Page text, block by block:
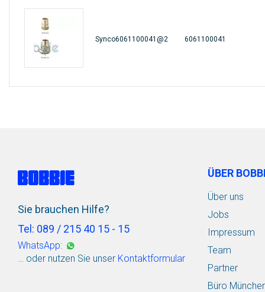
Synco6061100041@2 6061100041
Sie brauchen Hilfe?
Tel: 089 / 215 40 15 - 15
WhatsApp:
… oder nutzen Sie unser Kontaktformular
ÜBER
Über uns
Jobs
Impressum
Team
Partner
Büro